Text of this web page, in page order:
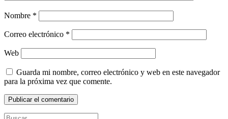
Nombre *
Correo electrónico *
Web
Guarda mi nombre, correo electrónico y web en este navegador
para la próxima vez que comente.
Buscar: